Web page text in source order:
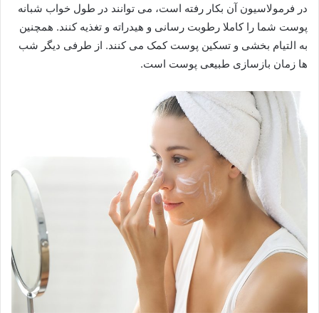
در فرمولاسیون آن بکار رفته است، می توانند در طول خواب شبانه
پوست شما را کاملا رطوبت رسانی و هیدراته و تغذیه کنند. همچنین
به التیام بخشی و تسکین پوست کمک می کنند. از طرفی دیگر شب
ها زمان بازسازی طبیعی پوست است.